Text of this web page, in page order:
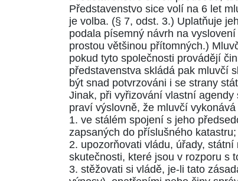
Představenstvo sice volí na 6 let
je volba. (§ 7, odst. 3.) Uplatňuje
podala písemný návrh na
prostou většinou přítomných.)
pokud tyto společnosti provádějí
představenstva skládá pak mluvčí
být snad potvrzováni i se strany
Jinak, při vyřizování vlastní agendy
praví výslovně, že mluvčí
1. ve stálém spojení s jeho
zapsaných do příslušného katastru;
2. upozorňovati vládu, úřady,
skutečnosti, které jsou v rozporu s
3. stěžovati si vládě, je-li tato